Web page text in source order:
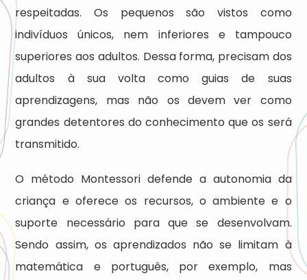
respeitadas. Os pequenos são vistos como
indivíduos únicos, nem inferiores e tampouco
superiores aos adultos. Dessa forma, precisam dos
adultos à sua volta como guias de suas
aprendizagens, mas não os devem ver como
grandes detentores do conhecimento que os será
transmitido.
O método Montessori defende a autonomia da
criança e oferece os recursos, o ambiente e o
suporte necessário para que se desenvolvam.
Sendo assim, os aprendizados não se limitam à
matemática e português, por exemplo, mas